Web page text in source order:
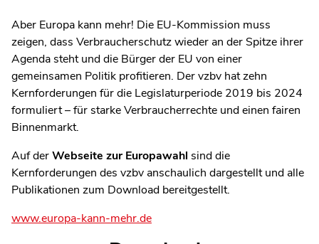
Aber Europa kann mehr! Die EU-Kommission muss
zeigen, dass Verbraucherschutz wieder an der Spitze ihrer
Agenda steht und die Bürger der EU von einer
gemeinsamen Politik profitieren. Der vzbv hat zehn
Kernforderungen für die Legislaturperiode 2019 bis 2024
formuliert – für starke Verbraucherrechte und einen fairen
Binnenmarkt.
Auf derWebseite zur Europawahl sind die
Kernforderungen des vzbv anschaulich dargestellt und alle
Publikationen zum Download bereitgestellt.
www.europa-kann-mehr.de